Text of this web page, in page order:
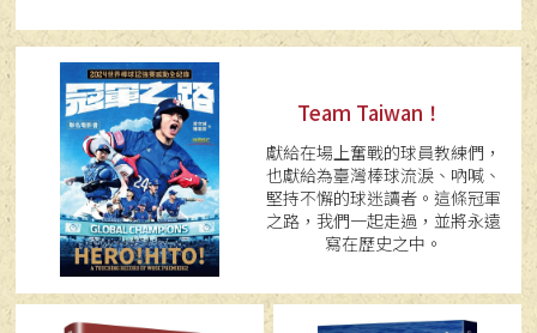
Team Taiwan！
獻給在場上奮戰的球員教練們，
也獻給為臺灣棒球流淚、吶喊、
堅持不懈的球迷讀者。這條冠軍
之路，我們一起走過，並將永遠
寫在歷史之中。